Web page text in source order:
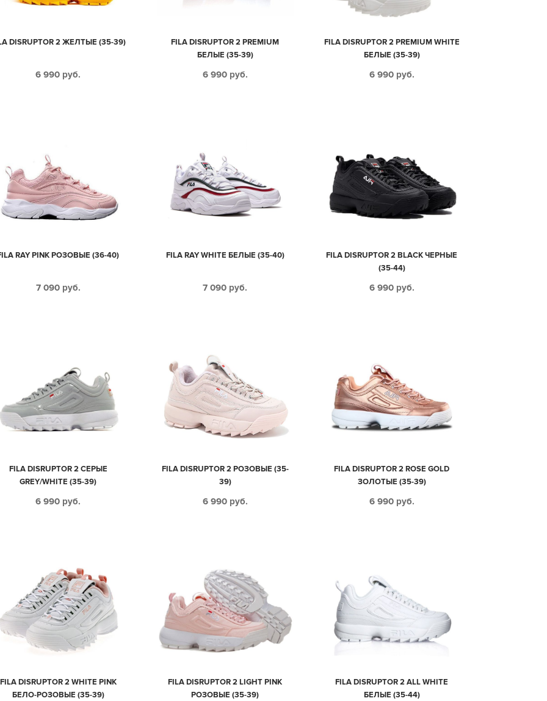
DISRUPTOR 2 ЖЕЛТЫЕ (35-39)
6 990 руб.
FILA DISRUPTOR 2 PREMIUM
БЕЛЫЕ (35-39)
6 990 руб.
FILA DISRUPTOR 2 PREMIUM WHITE
БЕЛЫЕ (35-39)
6 990 руб.
RAY PINK РОЗОВЫЕ (36-40)
7 090 руб.
FILA RAY WHITE БЕЛЫЕ (35-40)
7 090 руб.
FILA DISRUPTOR 2 BLACK ЧЕРНЫЕ
(35-44)
6 990 руб.
FILA DISRUPTOR 2 СЕРЫЕ
GREY/WHITE (35-39)
6 990 руб.
FILA DISRUPTOR 2 РОЗОВЫЕ (35-
39)
6 990 руб.
FILA DISRUPTOR 2 ROSE GOLD
ЗОЛОТЫЕ (35-39)
6 990 руб.
FILA DISRUPTOR 2 WHITE PINK
БЕЛО-РОЗОВЫЕ (35-39)
FILA DISRUPTOR 2 LIGHT PINK
РОЗОВЫЕ (35-39)
FILA DISRUPTOR 2 ALL WHITE
БЕЛЫЕ (35-44)